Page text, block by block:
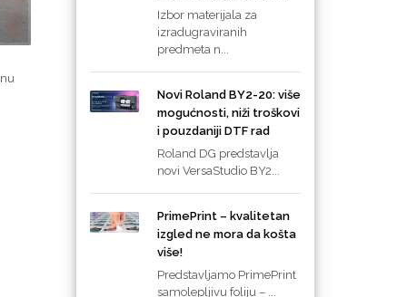
Izbor materijala za
izradugraviranih
predmeta n...
Novi Roland BY2-20: više
mogućnosti, niži troškovi
i pouzdaniji DTF rad
Roland DG predstavlja
novi VersaStudio BY2...
PrimePrint – kvalitetan
izgled ne mora da košta
više!
Predstavljamo PrimePrint
samolepljivu foliju – ...